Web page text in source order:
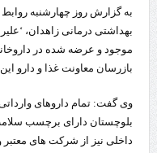
راه‌اندازی کامل منطقه آزاد
شود
در دیدار
تخصیص ۳۰۰میلیارد تومان برای تکمیل بزرگراه اردبیل-سرچم
کشف ۱۱ قبضه سلاح کلت کمری توسط مرزبانان هنگ مرزی ارومیه
به گزارش روز چهارشنبه
بهداشتی درمانی زاهدان،
موجود و عرضه شده در
بازرسان معاونت غذا و دارو
وی گفت: تمام داروهای
بلوچستان دارای برچسب
داخلی نیز از شرکت های